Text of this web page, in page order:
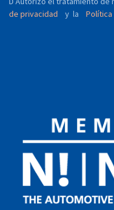
de privacidad
y la